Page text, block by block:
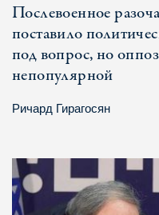
Послевоенное
поставило
под вопрос, но
непопулярной
Ричард Гирагосян